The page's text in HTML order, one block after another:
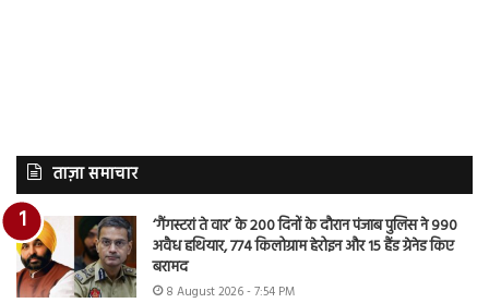
ताज़ा समाचार
‘गैंगस्टरां ते वार’ के 200 दिनों के दौरान पंजाब पुलिस ने 990
अवैध हथियार, 774 किलोग्राम हेरोइन और 15 हैंड ग्रेनेड किए
बरामद
8 August 2026 - 7:54 PM